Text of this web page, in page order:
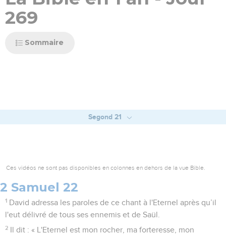
269
Sommaire
Segond 21
Ces vidéos ne sont pas disponibles en colonnes en dehors de la vue Bible.
2 Samuel 22
1 David adressa les paroles de ce chant à l'Eternel après qu’il
l'eut délivré de tous ses ennemis et de Saül.
2 Il dit : « L'Eternel est mon rocher, ma forteresse, mon